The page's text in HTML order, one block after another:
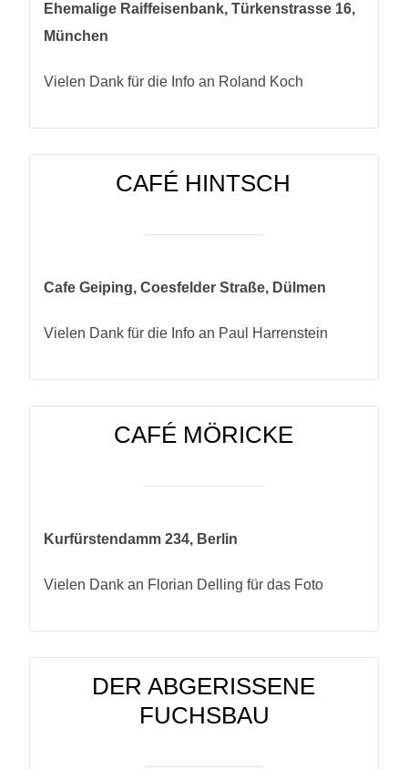
Ehemalige Raiffeisenbank, Türkenstrasse 16,
München
Vielen Dank für die Info an Roland Koch
CAFÉ HINTSCH
Cafe Geiping, Coesfelder Straße, Dülmen
Vielen Dank für die Info an Paul Harrenstein
CAFÉ MÖRICKE
Kurfürstendamm 234, Berlin
Vielen Dank an Florian Delling für das Foto
DER ABGERISSENE
FUCHSBAU